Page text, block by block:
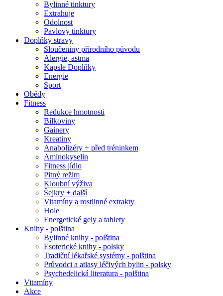
Bylinné tinktury
Extrahuje
Odolnost
Pavlovy tinktury
Doplňky stravy
Sloučeniny přírodního původu
Alergie, astma
Kapsle Doplňky
Energie
Sport
Obědy
Fitness
Redukce hmotnosti
Bílkoviny
Gainery
Kreatiny
Anabolizéry + před tréninkem
Aminokyselin
Fitness jídlo
Pitný režim
Kloubní výživa
Šejkry + další
Vitamíny a rostlinné extrakty
Hole
Energetické gely a tablety
Knihy - polština
Bylinné knihy - polština
Esoterické knihy - polsky
Tradiční lékařské systémy - polština
Průvodci a atlasy léčivých bylin - polsky
Psychedelická literatura - polština
Vitamíny
Akce